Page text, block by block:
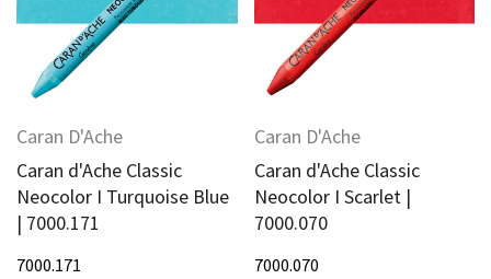
Add To Cart
$20.95
Caran D'Ache
Caran d'Ache Classic
Neocolor I Turquoise Blue
| 7000.171
7000.171
Caran D'Ache
Caran d'Ache Classic
Neocolor I Scarlet |
7000.070
7000.070